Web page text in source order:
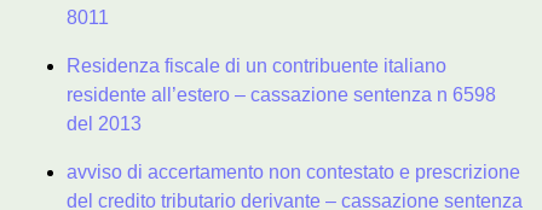
8011
Residenza fiscale di un contribuente italiano
residente all’estero – cassazione sentenza n 6598
del 2013
avviso di accertamento non contestato e prescrizione
del credito tributario derivante – cassazione sentenza